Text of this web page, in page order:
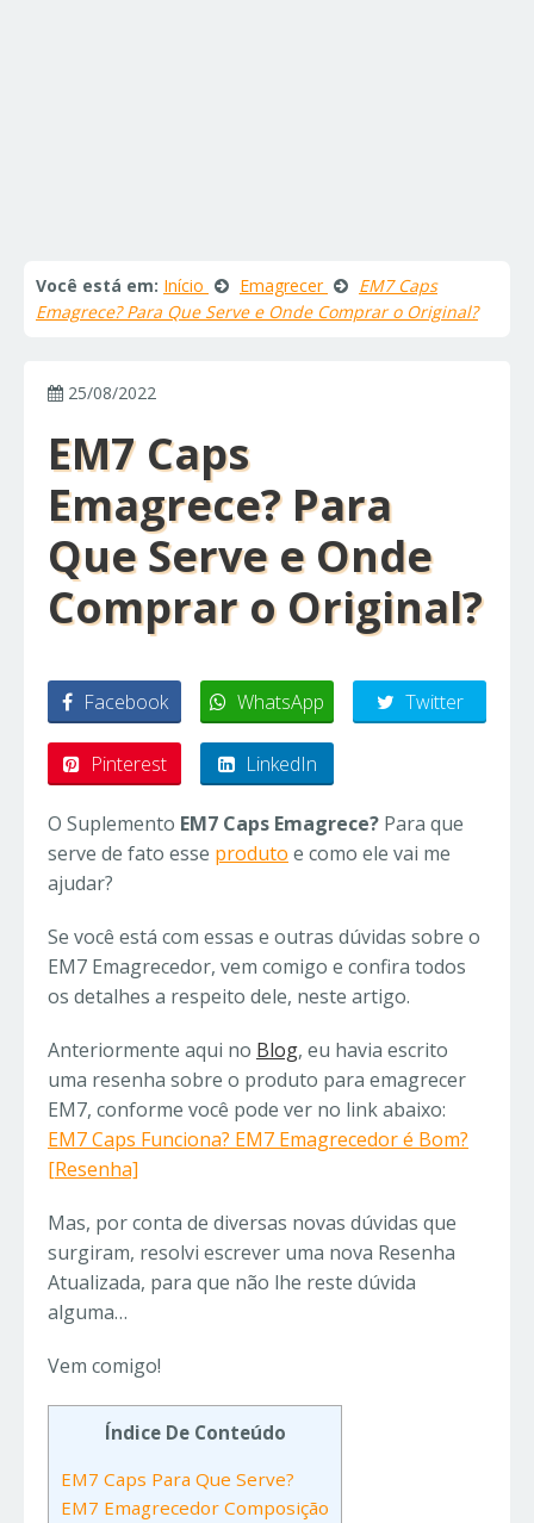
Você está em: Início Emagrecer
EM7 Caps
Emagrece? Para Que Serve e Onde Comprar o Original?
25/08/2022
EM7 Caps
Emagrece? Para
Que Serve e Onde
Comprar o Original?
Facebook WhatsApp Twitter
Pinterest LinkedIn
O Suplemento EM7 Caps Emagrece? Para que
serve de fato esse produto e como ele vai me
ajudar?
Se você está com essas e outras dúvidas sobre o
EM7 Emagrecedor, vem comigo e confira todos
os detalhes a respeito dele, neste artigo.
Anteriormente aqui no Blog, eu havia escrito
uma resenha sobre o produto para emagrecer
EM7, conforme você pode ver no link abaixo:
EM7 Caps Funciona? EM7 Emagrecedor é Bom?
[Resenha]
Mas, por conta de diversas novas dúvidas que
surgiram, resolvi escrever uma nova Resenha
Atualizada, para que não lhe reste dúvida
alguma…
Vem comigo!
Índice De Conteúdo
EM7 Caps Para Que Serve?
EM7 Emagrecedor Composição